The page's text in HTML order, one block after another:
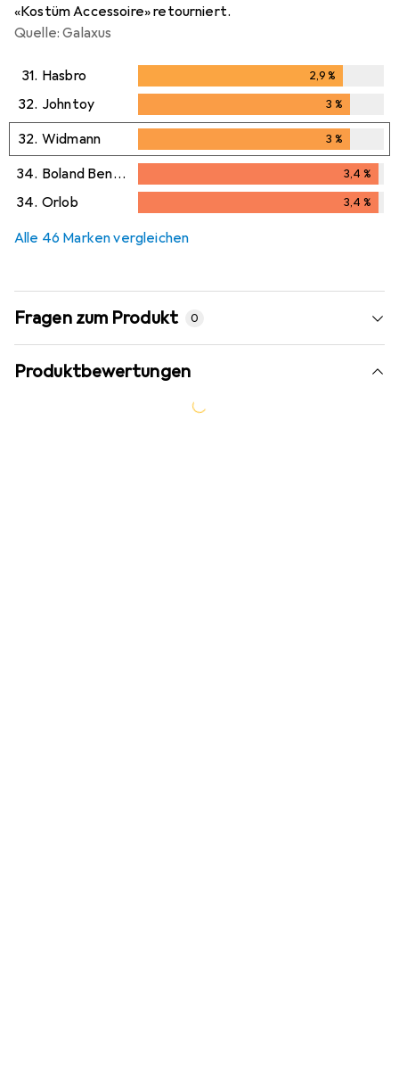
«Kostüm Accessoire» retourniert.
Quelle: Galaxus
31. Hasbro 2,9%
32. Johntoy 3 %
32. Widmann 3 %
34. Boland Benelux 3,4 %
3,4%
34. Orlob 3,4 %
Alle 46 Marken vergleichen
Fragen zum Produkt 0
Produktbewertungen